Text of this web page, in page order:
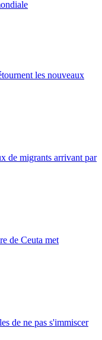
les nouveaux
de migrants arrivant par
de Ceuta met
de ne pas s'immiscer